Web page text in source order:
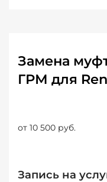
Замена
ГРМ для
от 10 500 руб.
Запись на